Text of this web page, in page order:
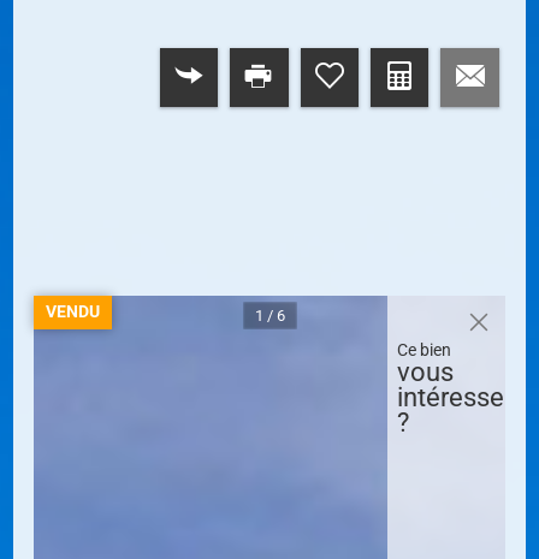
Ce bien
vous
intéresse
?
1 / 6
VENDU